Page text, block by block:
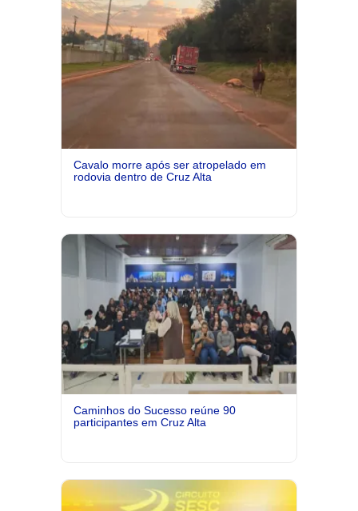
Cavalo morre após ser atropelado em
rodovia dentro de Cruz Alta
Caminhos do Sucesso reúne 90
participantes em Cruz Alta